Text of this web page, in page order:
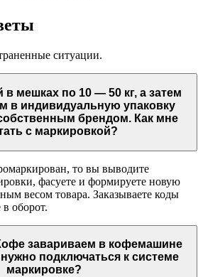
ситуации.
в мешках по 10 — 50 кг, а затем
в индивидуальную упаковку
брендом. Как мне
с маркировкой?
то вы выводите
фасуете и формируете новую
весом товара. Заказываете коды
оборот.
завариваем в кофемашине
подключаться к системе
маркировке?